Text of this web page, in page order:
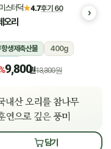
스터덕★4.7후기 60
오리
생제축산물
400g
냉동
9,800원13,300원
내산 오리를 참나무
연으로 깊은 풍미
담기